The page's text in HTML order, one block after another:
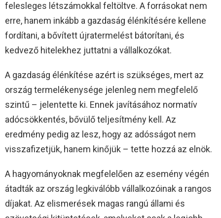
felesleges létszámokkal feltöltve. A forrásokat nem
erre, hanem inkább a gazdaság élénkítésére kellene
fordítani, a bővített újratermelést bátorítani, és
kedvező hitelekhez juttatni a vállalkozókat.
A gazdaság élénkítése azért is szükséges, mert az
ország termelékenysége jelenleg nem megfelelő
szintű – jelentette ki. Ennek javításához normatív
adócsökkentés, bővülő teljesítmény kell. Az
eredmény pedig az lesz, hogy az adósságot nem
visszafizetjük, hanem kinőjük – tette hozzá az elnök.
A hagyományoknak megfelelően az esemény végén
átadták az ország legkiválóbb vállalkozóinak a rangos
díjakat. Az elismerések magas rangú állami és